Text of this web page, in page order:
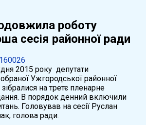
роботу
сесія районної ради
2015 року депутати
Ужгородської районної
на третє пленарне
В порядок денний включили
Головував на сесії Руслан
голова ради.